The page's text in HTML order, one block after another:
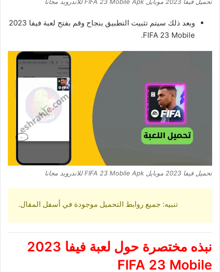
وبعد ذلك سيتم تثبيت التطبيق بنجاح وقم بفتح لعبة فيفا 2023
FIFA 23 Mobile.
تحميل فيفا 2023 موبايل FIFA 23 Mobile Apk للاندرويد مجانا
تنبيه: جميع روابط التحميل موجودة في أسفل المقال.
نبذه مختصرة حول لعبة فيفا 2023
FIFA 23 Mobile